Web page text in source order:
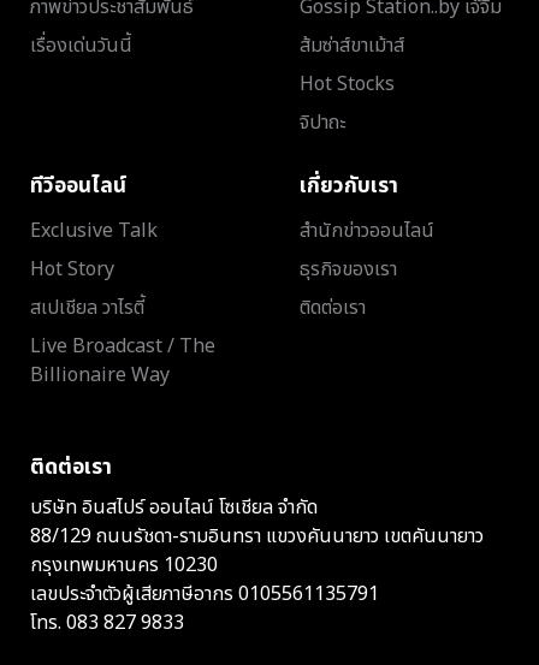
ภาพข่าวประชาสัมพันธ์
เรื่องเด่นวันนี้
Gossip Station..by เจ๊จิ๋ม
ส้มซ่าส์ขาเม้าส์
Hot Stocks
จิปาถะ
ทีวีออนไลน์
Exclusive Talk
Hot Story
สเปเชียล วาไรตี้
Live Broadcast / The
Billionaire Way
เกี่ยวกับเรา
สำนักข่าวออนไลน์
ธุรกิจของเรา
ติดต่อเรา
ติดต่อเรา
บริษัท อินสไปร์ ออนไลน์ โซเชียล จำกัด
88/129 ถนนรัชดา-รามอินทรา แขวงคันนายาว เขตคันนายาว
กรุงเทพมหานคร 10230
เลขประจำตัวผู้เสียภาษีอากร 0105561135791
โทร. 083 827 9833